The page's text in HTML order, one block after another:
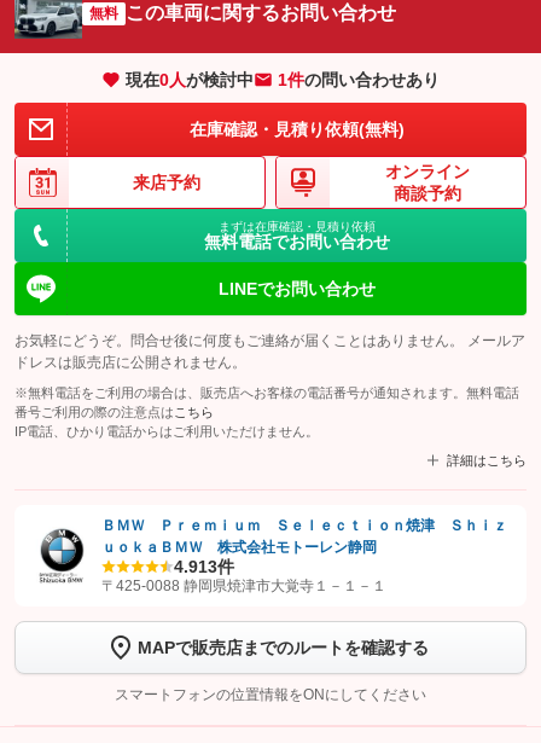
無料 この車両に関するお問い合わせ
現在0人が検討中 1件の問い合わせあり
在庫確認・見積り依頼(無料)
来店予約
オンライン
商談予約
まずは在庫確認・見積り依頼
無料電話でお問い合わせ
LINEでお問い合わせ
お気軽にどうぞ。問合せ後に何度もご連絡が届くことはありません。 メールア
ドレスは販売店に公開されません。
※無料電話をご利用の場合は、販売店へお客様の電話番号が通知されます。無料電話
番号ご利用の際の注意点は こちら
IP電話、ひかり電話からはご利用いただけません。
詳細はこちら
【STEP1】
認証画面でグーネットを友だち追加してから「許可する」ボタンを押
します
【STEP2】 トーク画面で
完了してください。
こちら
ＢＭＷ Ｐｒｅｍｉｕｍ Ｓｅｌｅｃｔｉｏｎ焼津 Ｓｈｉｚ
ｕｏｋａＢＭＷ 株式会社モトーレン静岡
4.913件
〒425-0088 静岡県焼津市大覚寺１－１－１
MAPで販売店までのルートを確認する
スマートフォンの位置情報をONにしてください